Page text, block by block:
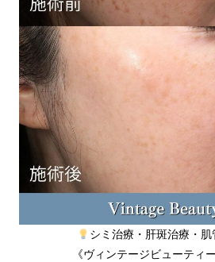
シミ治療・肝斑治療・肌
《ヴィンテージビューティ